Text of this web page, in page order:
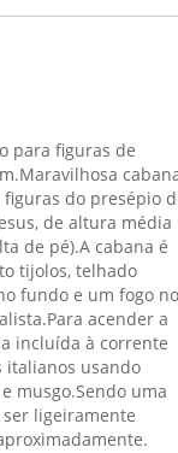
para figuras de
do presépio
de altura média
de pé).A cabana é
tijolos, telhado
fundo e um fogo no
acender a
incluída à corrente
italianos usando
musgo.Sendo uma
ligeiramente